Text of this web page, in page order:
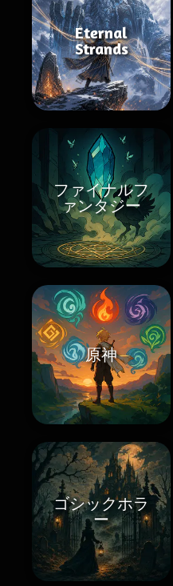
Eternal
Strands
ファイナルフ
ァンタジー
原神
ゴシックホラ
ー